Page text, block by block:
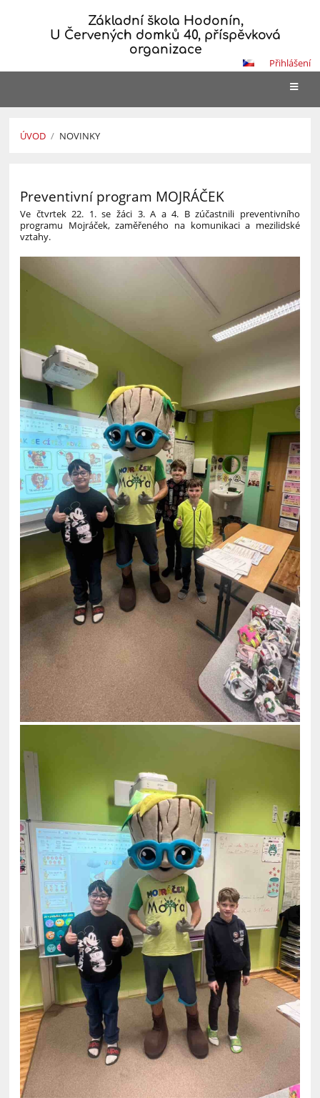
Základní škola Hodonín,
U Červených domků 40, příspěvková
organizace
Přihlášení
ÚVOD / NOVINKY
Preventivní program MOJRÁČEK
Ve čtvrtek 22. 1. se žáci 3. A a 4. B zúčastnili preventivního
programu Mojráček, zaměřeného na komunikaci a mezilidské
vztahy.